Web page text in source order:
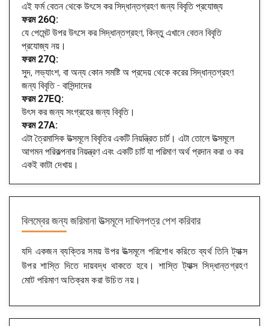
এই ফর্ম বেতন থেকে উৎসে কর সিদ্ধান্তগ্রহণ জন্য বিবৃতি প্রযোজ্য
ফরম 26Q:
যে পেমেন্ট উপর উৎসে কর সিদ্ধান্তগ্রহণ, কিন্তু এখানে বেতন বিবৃতি
প্রযোজ্য নয়।
ফরম 27Q:
সুদ, লভ্যাংশ, বা অন্য কোন সমষ্টি অ প্রদেয় থেকে করের সিদ্ধান্তগ্রহণ
জন্য বিবৃতি - বাসিন্দাদের
ফরম 27EQ:
উৎস কর জন্য সংগ্রহের জন্য বিবৃতি।
ফরম 27A:
এটা ত্রৈমাসিক উত্সমূলে বিবৃতির একটি নিয়ন্ত্রিত চার্ট। এটা তোলে উত্সমূলে
আগমন পরিকল্পনার নিয়ন্ত্রণ এবং একটি চার্ট যা পরিমাণ অর্থ প্রদান করা ও কর
একই কাটা দেখায়।
বিলম্বের জন্য জরিমানাউত্সমূলে দাখিলপত্র পেশ করিবার
যদি একজন ব্যক্তির সময় উপর উত্সমূলে পরিশোধ করিতে ব্যর্থ তিনি ট্যাক্স
উপর শাস্তি দিতে দায়বদ্ধ থাকতে হবে। শাস্তি ট্যাক্স সিদ্ধান্তগ্রহণ
মোট পরিমাণ অতিক্রম করা উচিত নয়।